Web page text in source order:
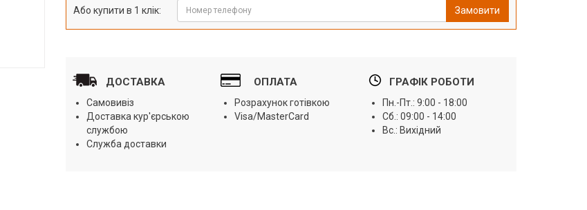
Або купити в 1 клік: Замовити
ДОСТАВКА
Самовивіз
Доставка кур'єрською
службою
Служба доставки
ОПЛАТА
Розрахунок готівкою
Visa/MasterCard
ГРАФІК РОБОТИ
Пн.-Пт.: 9:00 - 18:00
Сб.: 09:00 - 14:00
Вс.: Вихідний